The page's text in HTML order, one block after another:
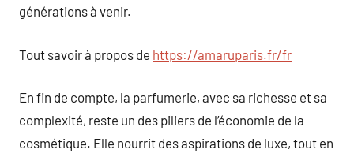
générations à venir.
Tout savoir à propos de https://amaruparis.fr/fr
En fin de compte, la parfumerie, avec sa richesse et sa
complexité, reste un des piliers de l’économie de la
cosmétique. Elle nourrit des aspirations de luxe, tout en